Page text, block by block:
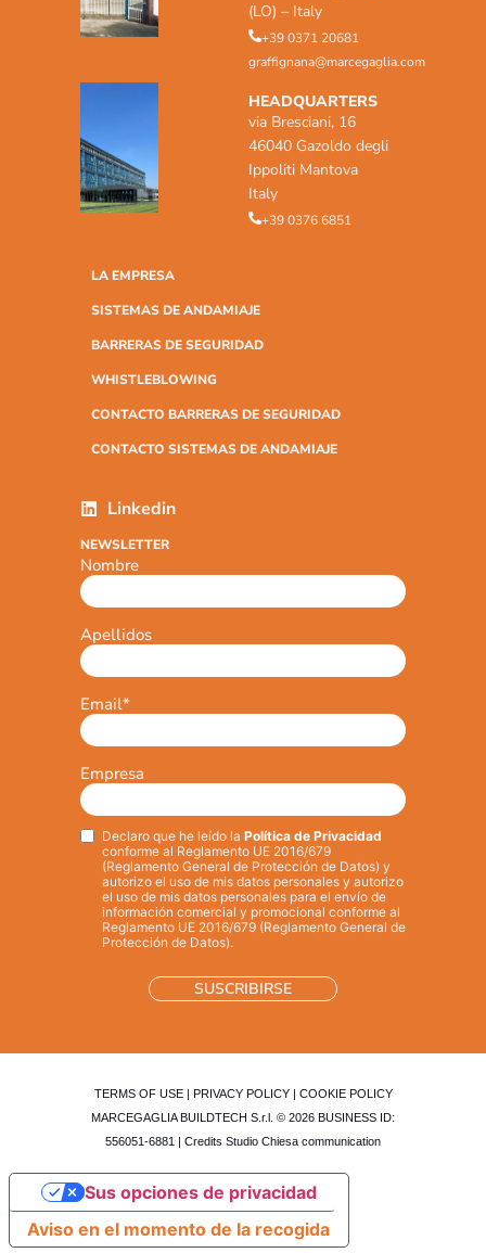
(LO) – Italy
+39 0371 20681
graffignana@marcegaglia.com
HEADQUARTERS
via Bresciani, 16
46040 Gazoldo degli
Ippoliti Mantova
Italy
+39 0376 6851
LA EMPRESA
SISTEMAS DE ANDAMIAJE
BARRERAS DE SEGURIDAD
WHISTLEBLOWING
CONTACTO BARRERAS DE SEGURIDAD
CONTACTO SISTEMAS DE ANDAMIAJE
Linkedin
NEWSLETTER
Nombre
Apellidos
Email*
Empresa
Privacy*
Declaro que he leído la Política de Privacidad
conforme al Reglamento UE 2016/679
(Reglamento General de Protección de Datos) y
autorizo el uso de mis datos personales y autorizo
el uso de mis datos personales para el envío de
información comercial y promocional conforme al
Reglamento UE 2016/679 (Reglamento General de
Protección de Datos).
TERMS OF USE| PRIVACY POLICY| COOKIE POLICY
MARCEGAGLIA BUILDTECH S.r.l. © 2026 BUSINESS ID:
556051-6881 | Credits Studio Chiesa communication
Aviso en el momento de la recogida
Sus opciones de privacidad